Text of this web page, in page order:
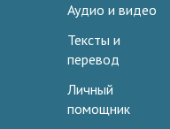
Аудио и видео
Тексты и
перевод
Личный
помощник